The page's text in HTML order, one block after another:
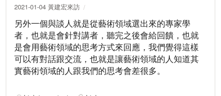
2021-01-04 黃建宏來訪
另外一個與談人就是從藝術領域選出來的專家學
者，也就是會針對講者，聽完之後會給回饋，也就
是會用藝術領域的思考方式來回應，我們覺得這樣
可以有對話跟交流，也就是讓藝術領域的人知道其
實藝術領域的人跟我們的思考會差很多。